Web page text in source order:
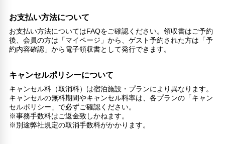
お支払い方法について
お支払い方法についてはFAQをご確認ください。領収書はご予約
後、会員の方は「マイページ」から、ゲスト予約された方は「予
約内容確認」から電子領収書として発行できます。
キャンセルポリシーについて
キャンセル料（取消料）は宿泊施設・プランにより異なります。
キャンセルの無料期間やキャンセル料率は、各プランの「キャン
セルポリシー」で必ずご確認ください。
※事務手数料はご返金致しかねます。
※別途弊社規定の取消手数料がかかります。